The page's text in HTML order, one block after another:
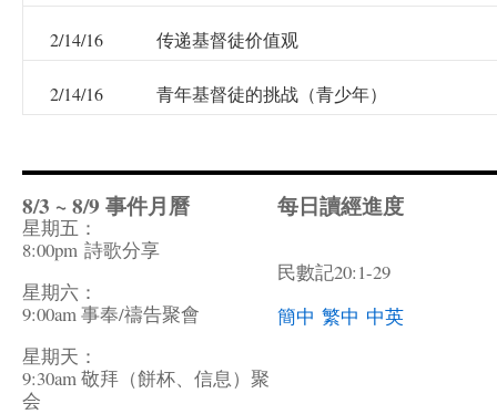
2/14/16 传递基督徒价值观
2/14/16 青年基督徒的挑战（青少年）
8/3 ~ 8/9 事件月曆
星期五：
8:00pm 詩歌分享
星期六：
9:00am 事奉/禱告聚會
星期天：
9:30am 敬拜（餅杯、信息）聚
会
每日讀經進度
民數記20:1-29
簡中 繁中 中英